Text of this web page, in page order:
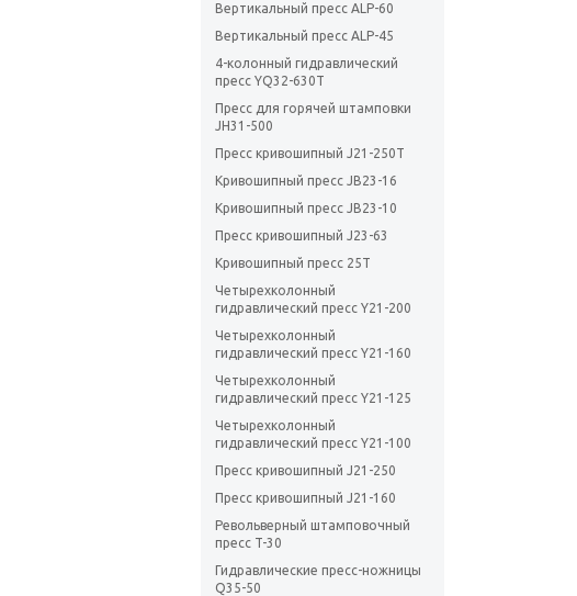
Вертикальный пресс ALP-60
Вертикальный пресс ALP-45
4-колонный гидравлический
пресс YQ32-630T
Пресс для горячей штамповки
JH31-500
Пресс кривошипный J21-250T
Кривошипный пресс JB23-16
Кривошипный пресс JB23-10
Пресс кривошипный J23-63
Кривошипный пресс 25Т
Четырехколонный
гидравлический пресс Y21-200
Четырехколонный
гидравлический пресс Y21-160
Четырехколонный
гидравлический пресс Y21-125
Четырехколонный
гидравлический пресс Y21-100
Пресс кривошипный J21-250
Пресс кривошипный J21-160
Револьверный штамповочный
пресс T-30
Гидравлические пресс-ножницы
Q35-50